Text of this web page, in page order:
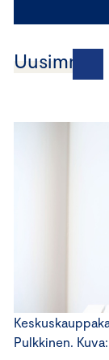
Uusimmat
Pulkkinen.